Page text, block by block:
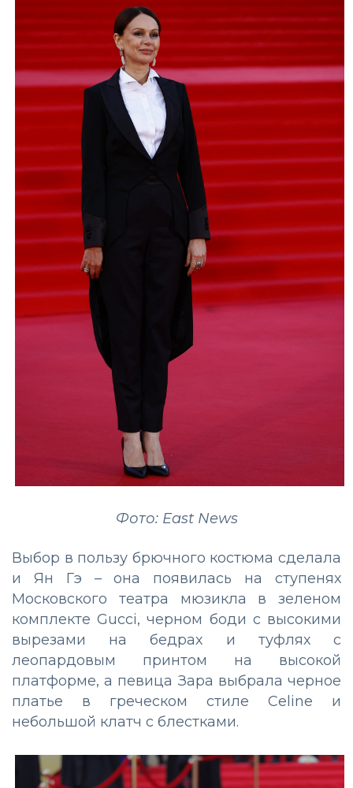
Фото: East News
Выбор в пользу брючного костюма сделала
и Ян Гэ – она появилась на ступенях
Московского театра мюзикла в зеленом
комплекте Gucci, черном боди с высокими
вырезами на бедрах и туфлях с
леопардовым принтом на высокой
платформе, а певица Зара выбрала черное
платье в греческом стиле Celine и
небольшой клатч с блестками.